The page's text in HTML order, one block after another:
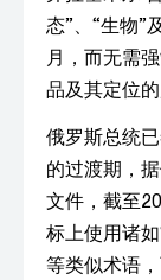
态”、“生物”
月，而无需
品及其定位
俄罗斯总统
的过渡期，
文件，截至
标上使用诸如
等类似术语